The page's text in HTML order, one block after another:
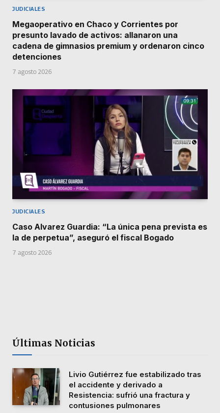
JUDICIALES
Megaoperativo en Chaco y Corrientes por
presunto lavado de activos: allanaron una
cadena de gimnasios premium y ordenaron cinco
detenciones
7 agosto 2026
JUDICIALES
Caso Alvarez Guardia: “La única pena prevista es
la de perpetua”, aseguró el fiscal Bogado
7 agosto 2026
Últimas Noticias
Livio Gutiérrez fue estabilizado tras
el accidente y derivado a
Resistencia: sufrió una fractura y
contusiones pulmonares